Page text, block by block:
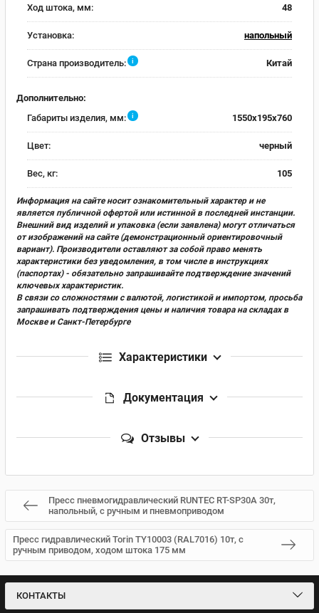
Ход штока, мм: 48
Установка: напольный
Страна производитель: i Китай
Дополнительно:
Габариты изделия, мм:
i 1550x195x760
Цвет: черный
Вес, кг: 105
Информация на сайте носит ознакомительный характер и не
является публичной офертой или истинной в последней инстанции.
Внешний вид изделий и упаковка (если заявлена) могут отличаться
от изображений на сайте (демонстрационный ориентировочный
вариант). Производители оставляют за собой право менять
характеристики без уведомления, в том числе в инструкциях
(паспортах) - обязательно запрашивайте подтверждение значений
ключевых характеристик.
В связи со сложностями с валютой, логистикой и импортом, просьба
запрашивать подтверждения цены и наличия товара на складах в
Москве и Санкт-Петербурге
Характеристики
Документация
Отзывы
Пресс пневмогидравлический RUNTEC RT-SP30A 30т,
напольный, с ручным и пневмоприводом
Пресс гидравлический Torin TY10003 (RAL7016) 10т, с
ручным приводом, ходом штока 175 мм
КОНТАКТЫ